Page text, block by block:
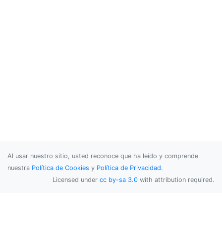
Al usar nuestro sitio, usted reconoce que ha leído y comprende
nuestra Política de Cookies y Política de Privacidad.
Licensed under cc by-sa 3.0 with attribution required.